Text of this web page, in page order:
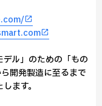
ル」のための「もの
開発製造に至るまで
ます。